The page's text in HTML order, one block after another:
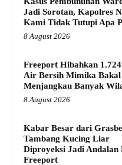
Jadi Sorotan, Kapolres
Kami Tidak Tutupi Apa
8 August 2026
Freeport Hibahkan
Air Bersih Mimika
Menjangkau Banyak
8 August 2026
Kabar Besar dari
Tambang Kucing Liar
Diproyeksi Jadi Andalan
Freeport